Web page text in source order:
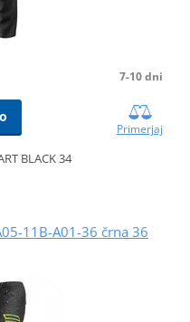
7-10 dni
Primerjaj
BLACK 34
11B-A01-36 črna 36